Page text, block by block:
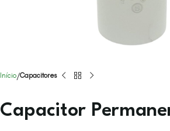
Início Capacitores
Capacitor